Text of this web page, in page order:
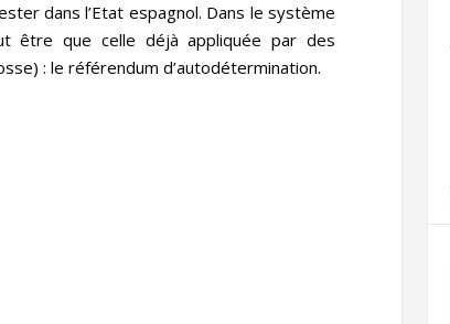
dans l’Etat espagnol. Dans le système
être que celle déjà appliquée par des
: le référendum d’autodétermination.